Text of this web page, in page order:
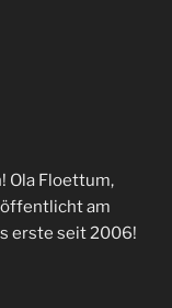
Ola Floettum,
am
erste seit 2006!